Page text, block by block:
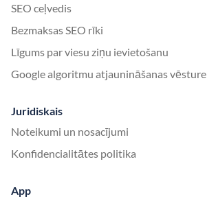
SEO ceļvedis
Bezmaksas SEO rīki
Līgums par viesu ziņu ievietošanu
Google algoritmu atjaunināšanas vēsture
Juridiskais
Noteikumi un nosacījumi
Konfidencialitātes politika
App